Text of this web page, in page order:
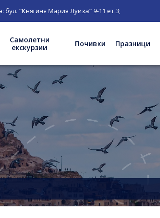
Мария Луиза" 9-11 ет.3;
Самолетни
екскурзии
Почивки Празници